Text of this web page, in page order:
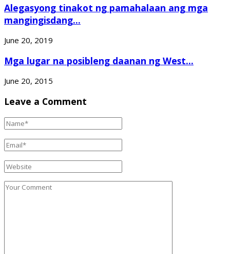
Alegasyong tinakot ng pamahalaan ang mga
mangingisdang...
June 20, 2019
Mga lugar na posibleng daanan ng West...
June 20, 2015
Leave a Comment